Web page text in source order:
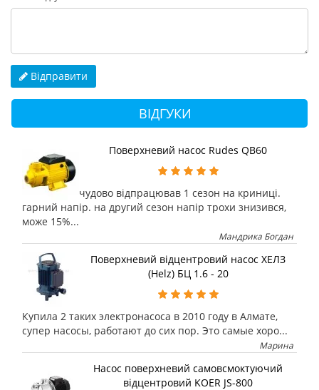
Відправити
ВІДГУКИ
Поверхневий насос Rudes QB60
чудово відпрацював 1 сезон на криниці.
гарний напір. на другий сезон напір трохи знизився,
може 15%...
Мандрика Богдан
Поверхневий відцентровий насос ХЕЛЗ
(Helz) БЦ 1.6 - 20
Купила 2 таких электронасоса в 2010 году в Алмате,
супер насосы, работают до сих пор. Это самые хоро...
Марина
Насос поверхневий самовсмоктуючий
відцентровий KOER JS-800